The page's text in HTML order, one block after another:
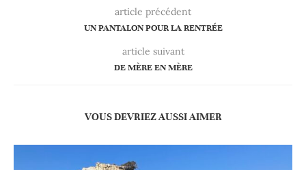
article précédent
UN PANTALON POUR LA RENTRÉE
article suivant
DE MÈRE EN MÈRE
VOUS DEVRIEZ AUSSI AIMER